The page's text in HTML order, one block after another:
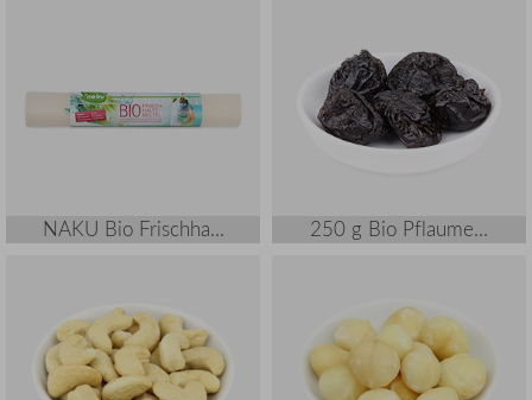
NAKU Bio Frischha... 250 g Bio Pflaume...